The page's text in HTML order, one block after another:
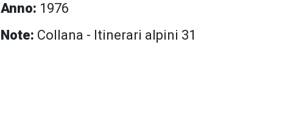
Anno: 1976
Note: Collana - Itinerari alpini 31